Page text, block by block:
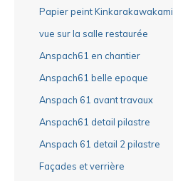
Papier peint Kinkarakawakami
vue sur la salle restaurée
Anspach61 en chantier
Anspach61 belle epoque
Anspach 61 avant travaux
Anspach61 detail pilastre
Anspach 61 detail 2 pilastre
Façades et verrière